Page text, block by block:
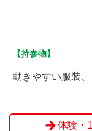
【持参物】
動きやすい服装
体験・